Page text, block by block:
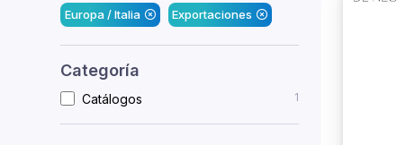
Europa / Italia
Exportaciones
Categoría
Catálogos 1